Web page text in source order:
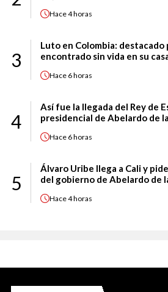
Hace4 horas
3
Luto en Colombia:
encontrado sin vida en su
Hace 6 horas
4
Así fue la llegada del Rey de
presidencial de Abelardo de
Hace 6 horas
5
Álvaro Uribe llega a Cali y
del gobierno de Abelardo de
Hace4 horas